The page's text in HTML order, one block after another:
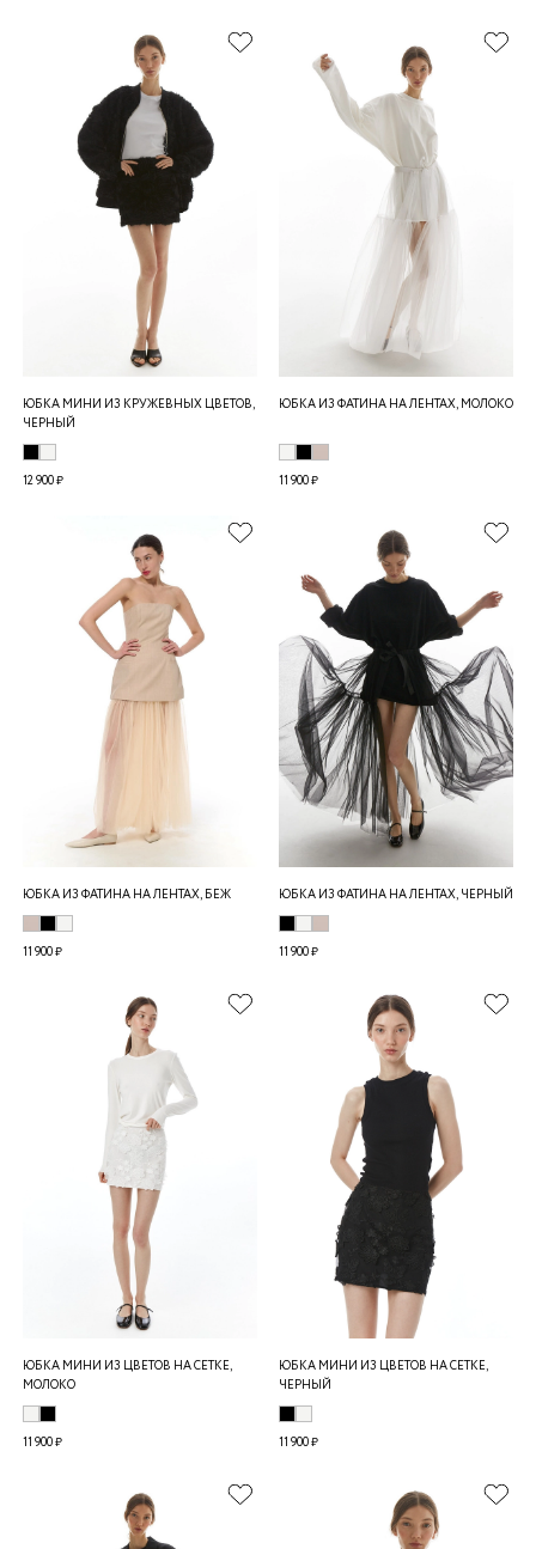
ЮБКА МИНИ ИЗ КРУЖЕВНЫХ ЦВЕТОВ,
ЧЕРНЫЙ
12 900 ₽
ЮБКА ИЗ ФАТИНА НА ЛЕНТАХ, МОЛОКО
11 900 ₽
ЮБКА ИЗ ФАТИНА НА ЛЕНТАХ, БЕЖ
11 900 ₽
ЮБКА ИЗ ФАТИНА НА ЛЕНТАХ, ЧЕРНЫЙ
11 900 ₽
ЮБКА МИНИ ИЗ ЦВЕТОВ НА СЕТКЕ,
МОЛОКО
11 900 ₽
ЮБКА МИНИ ИЗ ЦВЕТОВ НА СЕТКЕ,
ЧЕРНЫЙ
11 900 ₽